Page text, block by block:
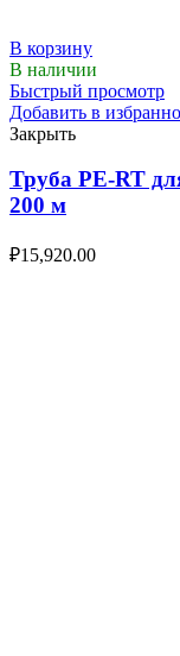
В корзину
В наличии
Быстрый просмотр
Добавить в
Закрыть
Труба PE-RT
200 м
₽15,920.00